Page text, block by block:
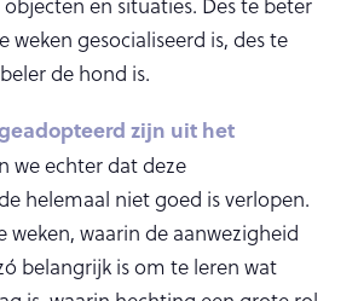
objecten en situaties. Des te beter
weken gesocialiseerd is, des te
de hond is.
zijn uit het
we echter dat deze
helemaal niet goed is verlopen.
weken, waarin de aanwezigheid
belangrijk is om te leren wat